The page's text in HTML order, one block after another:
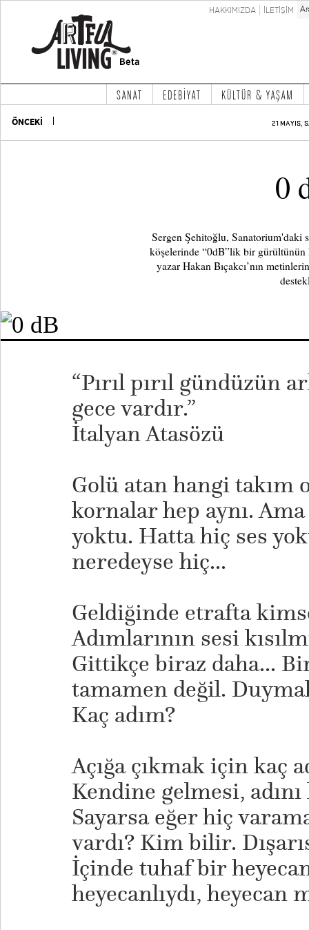
HAKKIMIZDA İLETİŞİM
SANAT EDEBİYAT KÜLTÜR & YAŞAM
ÖNCEKİ 21 MAYIS,
0
Sergen Şehitoğlu, Sanatorium'daki
köşelerinde “0dB”lik bir gürültünün
yazar Hakan Bıçakcı’nın
“Pırıl pırıl gündüzün
gece vardır.”
İtalyan Atasözü
Golü atan hangi takım
kornalar hep aynı.
yoktu. Hatta hiç ses
neredeyse hiç...
Geldiğinde etrafta
Adımlarının sesi
Gittikçe biraz daha...
tamamen değil.
Kaç adım?
Açığa çıkmak için kaç
Kendine gelmesi,
Sayarsa eğer hiç
vardı? Kim bilir.
İçinde tuhaf bir
heyecanlıydı, heyecan